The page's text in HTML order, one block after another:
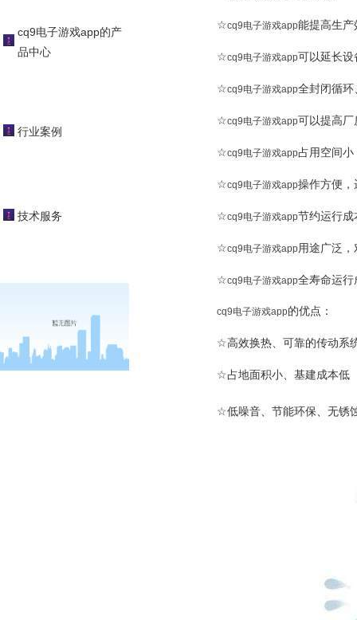
cq9电子游戏app的产
品中心
行业案例
技术服务
☆cq9电子游戏app能提高生产
☆cq9电子游戏app可以延长设
☆cq9电子游戏app全封闭循环
☆cq9电子游戏app可以提高厂
☆cq9电子游戏app占用空间小
☆cq9电子游戏app操作方便，
☆cq9电子游戏app节约运行成
☆cq9电子游戏app用途广泛
☆cq9电子游戏app全寿命运行
cq9电子游戏app的优点：
☆高效换热、可靠的传动系
☆占地面积小、基建成本低
☆低噪音、节能环保、无锈